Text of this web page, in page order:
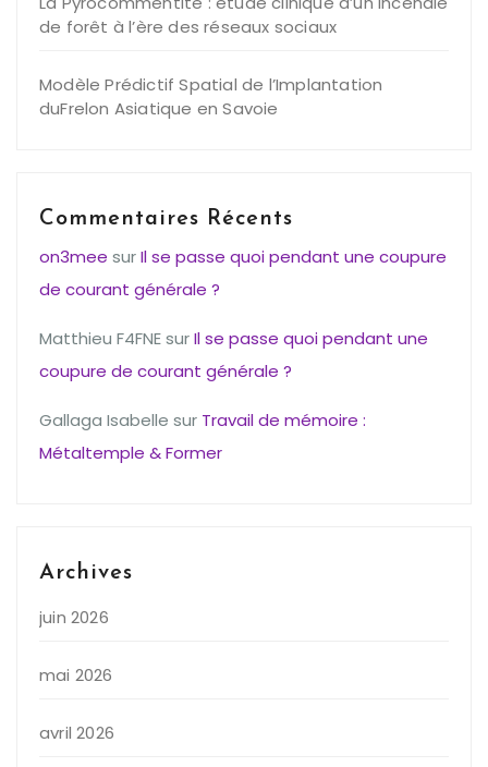
de forêt à l’ère des réseaux sociaux
Modèle Prédictif Spatial de l’Implantation
duFrelon Asiatique en Savoie
Commentaires Récents
on3mee surIl se passe quoi pendant une coupure
de courant générale ?
Matthieu F4FNEsurIl se passe quoi pendant une
coupure de courant générale ?
Gallaga Isabelle sur Travail de mémoire :
Métaltemple & Former
Archives
juin 2026
mai 2026
avril 2026